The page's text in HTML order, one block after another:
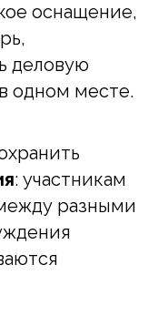
оснащение,
деловую
одном месте.
: участникам
разными